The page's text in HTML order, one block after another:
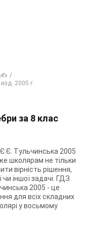
✍
2005 г.
за 8 клас
Тульчинська 2005
школярам не тільки
вірність рішення,
чи іншої задачі. ГДЗ
2005 - це
для всіх складних
у восьмому